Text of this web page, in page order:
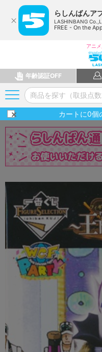
らしんばんア
LASHINBANG
FREE - On the
アニ
年齢認証OFF
カートに0個